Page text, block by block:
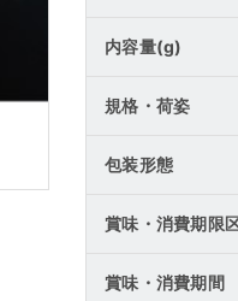
内容量(g)
規格・荷姿
包装形態
賞味・消費期限
賞味・消費期間